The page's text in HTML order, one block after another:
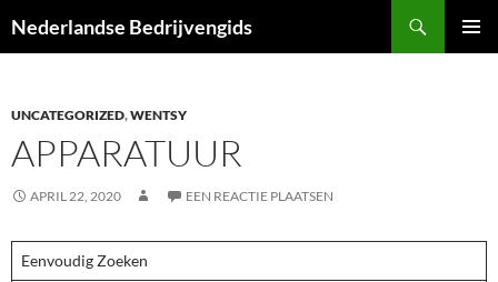
naar
Nederlandse Bedrijvengids
UNCATEGORIZED,WENTSY
APPARATUUR
APRIL 22, 2020 EEN REACTIE PLAATSEN
Eenvoudig Zoeken